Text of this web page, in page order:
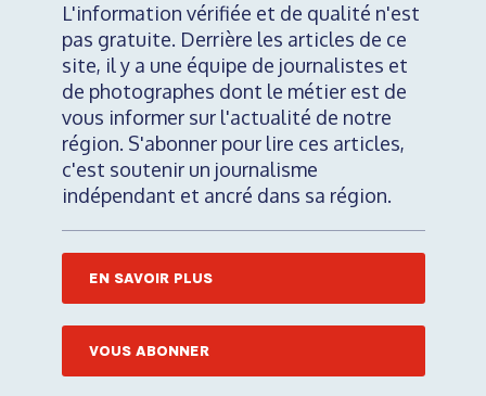
L'information vérifiée et de qualité n'est
pas gratuite. Derrière les articles de ce
site, il y a une équipe de journalistes et
de photographes dont le métier est de
vous informer sur l'actualité de notre
région. S'abonner pour lire ces articles,
c'est soutenir un journalisme
indépendant et ancré dans sa région.
EN SAVOIR PLUS
VOUS ABONNER